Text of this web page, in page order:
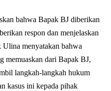
bahwa Bapak BJ diberikan
respon dan menjelaskan
menyatakan bahwa
memuaskan dari Bapak BJ,
langkah-langkah hukum
kasus ini kepada pihak